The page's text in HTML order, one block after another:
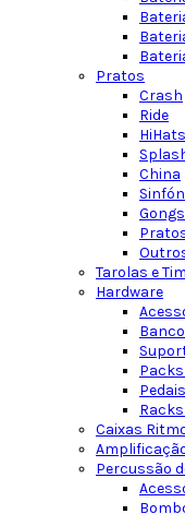
Pratos
Crash
Ride
HiHats
China
Gongs
Tarolas e
Hardware
Caixas
Percussão